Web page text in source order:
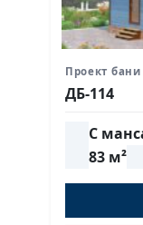
Проект бани
ДБ-114
С
83 м²